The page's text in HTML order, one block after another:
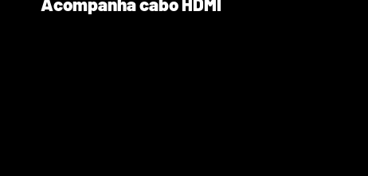
Acompanha cabo HDMI